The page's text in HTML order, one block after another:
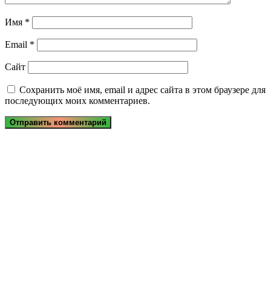
Имя *
Email *
Сайт
Сохранить моё имя, email и адрес сайта в этом браузере для
последующих моих комментариев.